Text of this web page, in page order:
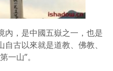
內，是中國五嶽之一，也是
古以來就是道教、佛教、
一山”。